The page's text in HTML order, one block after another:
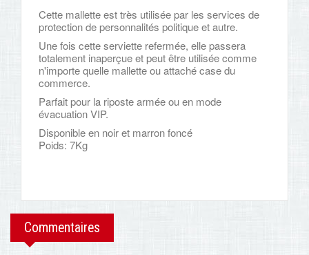
Cette mallette est très utilisée par les services de
protection de personnalités politique et autre.
Une fois cette serviette refermée, elle passera
totalement inaperçue et peut être utilisée comme
n'importe quelle mallette ou attaché case du
commerce.
Parfait pour la riposte armée ou en mode
évacuation VIP.
Disponible en noir et marron foncé
Poids: 7Kg
Commentaires